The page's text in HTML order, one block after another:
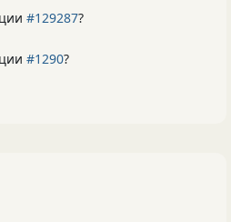
#129287?
#1290?